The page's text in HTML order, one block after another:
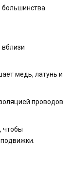
большинства
вблизи
медь, латунь и
проводов
чтобы